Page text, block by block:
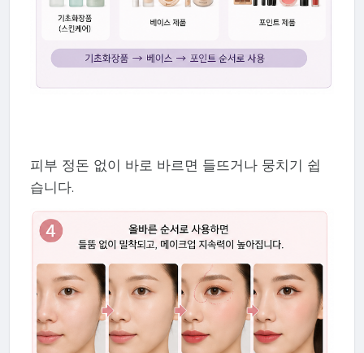
피부 정돈 없이 바로 바르면 들뜨거나 뭉치기 쉽
습니다.